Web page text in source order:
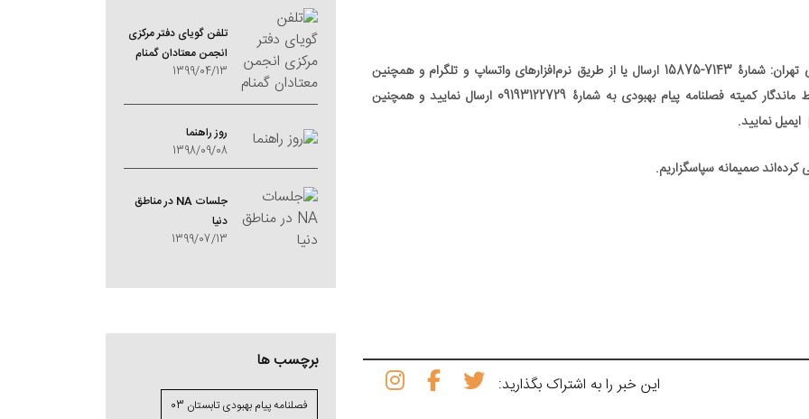
تهران: شمارۀ7143-15875
ارسال یا از طریق نرم‌افزارهای واتساپ و تلگرام و همچنین
کمیته فصلنامه پیام بهبودی به شمارۀ 09193122729 ارسال نمایید و همچنین
ایمیل نمایید.
کرده‌اند صمیمانه سپاسگزاریم.
این خبر را به اشتراک بگذارید:
تلفن گویای دفتر مرکزی
انجمن معتادان گمنام
1399/04/13
روز راهنما
1398/09/08
جلسات NA در مناطق
دنیا
1399/07/13
برچسب ها
فصلنامه پیام بهبودی تابستان 03